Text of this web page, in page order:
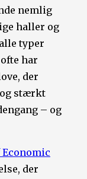
nemlig
haller og
typer
har
der
stærkt
– og
der